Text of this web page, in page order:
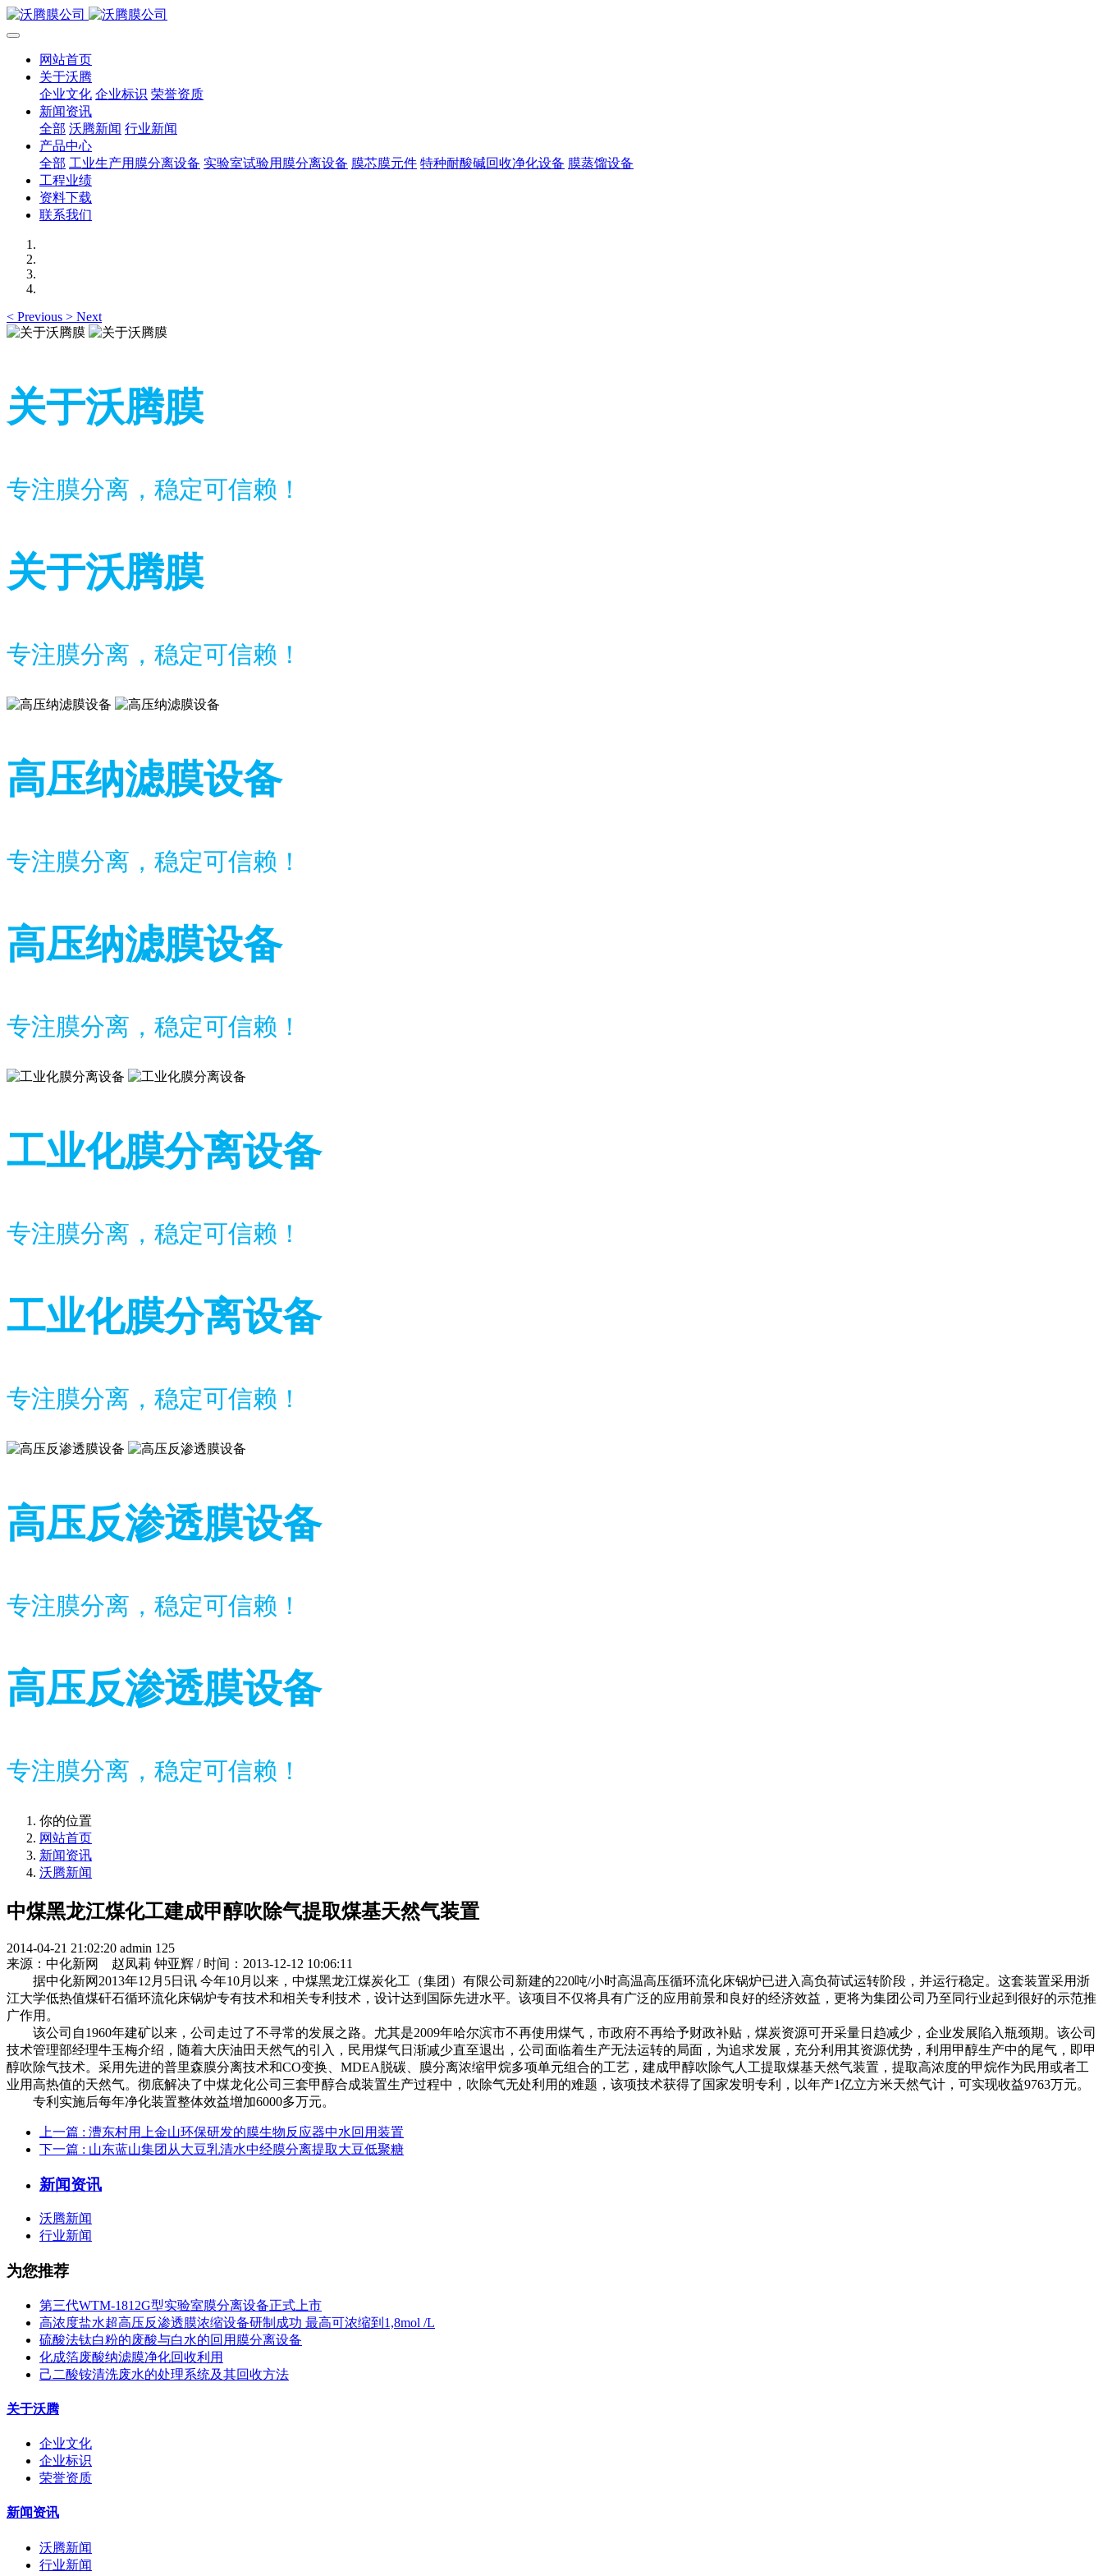
网站首页
关于沃腾
企业文化 企业标识 荣誉资质
新闻资讯
全部 沃腾新闻 行业新闻
产品中心
全部 工业生产用膜分离设备 实验室试验用膜分离设备 膜芯膜元件 特种耐酸碱回收净化设备 膜蒸馏设备
工程业绩
资料下载
联系我们
< Previous > Next
关于沃腾膜
专注膜分离，稳定可信赖！
关于沃腾膜
专注膜分离，稳定可信赖！
高压纳滤膜设备
专注膜分离，稳定可信赖！
高压纳滤膜设备
专注膜分离，稳定可信赖！
工业化膜分离设备
专注膜分离，稳定可信赖！
工业化膜分离设备
专注膜分离，稳定可信赖！
高压反渗透膜设备
专注膜分离，稳定可信赖！
高压反渗透膜设备
专注膜分离，稳定可信赖！
你的位置
网站首页
新闻资讯
沃腾新闻
中煤黑龙江煤化工建成甲醇吹除气提取煤基天然气装置
2014-04-21 21:02:20 admin 125
来源：中化新网 赵凤莉 钟亚辉 / 时间：2013-12-12 10:06:11
据中化新网2013年12月5日讯 今年10月以来，中煤黑龙江煤炭化工（集团）有限公司新建的220吨/小时高温高压循环流化床锅炉已进入高负荷试运转阶段，并运行稳定。这套装置采用浙
江大学低热值煤矸石循环流化床锅炉专有技术和相关专利技术，设计达到国际先进水平。该项目不仅将具有广泛的应用前景和良好的经济效益，更将为集团公司乃至同行业起到很好的示范推
广作用。
该公司自1960年建矿以来，公司走过了不寻常的发展之路。尤其是2009年哈尔滨市不再使用煤气，市政府不再给予财政补贴，煤炭资源可开采量日趋减少，企业发展陷入瓶颈期。该公司
技术管理部经理牛玉梅介绍，随着大庆油田天然气的引入，民用煤气日渐减少直至退出，公司面临着生产无法运转的局面，为追求发展，充分利用其资源优势，利用甲醇生产中的尾气，即甲
醇吹除气技术。采用先进的普里森膜分离技术和CO变换、MDEA脱碳、膜分离浓缩甲烷多项单元组合的工艺，建成甲醇吹除气人工提取煤基天然气装置，提取高浓度的甲烷作为民用或者工
业用高热值的天然气。彻底解决了中煤龙化公司三套甲醇合成装置生产过程中，吹除气无处利用的难题，该项技术获得了国家发明专利，以年产1亿立方米天然气计，可实现收益9763万元。
专利实施后每年净化装置整体效益增加6000多万元。
上一篇 : 漕东村用上金山环保研发的膜生物反应器中水回用装置
下一篇 : 山东蓝山集团从大豆乳清水中经膜分离提取大豆低聚糖
新闻资讯
沃腾新闻
行业新闻
为您推荐
第三代WTM-1812G型实验室膜分离设备正式上市
高浓度盐水超高压反渗透膜浓缩设备研制成功 最高可浓缩到1,8mol /L
硫酸法钛白粉的废酸与白水的回用膜分离设备
化成箔废酸纳滤膜净化回收利用
己二酸铵清洗废水的处理系统及其回收方法
关于沃腾
企业文化
企业标识
荣誉资质
新闻资讯
沃腾新闻
行业新闻